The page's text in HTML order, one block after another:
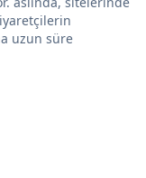
uzun süre